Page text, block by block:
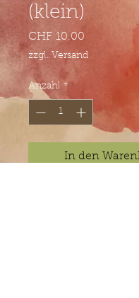
(klein)
CHF 10.00
zzgl. Versand
Anzahl *
In den